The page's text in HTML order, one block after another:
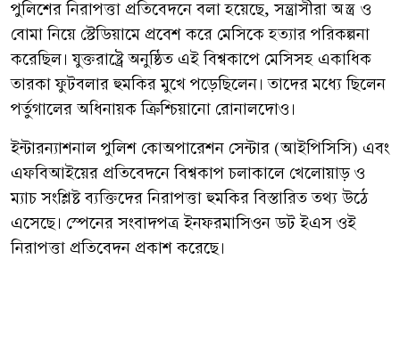
পুলিশের নিরাপত্তা প্রতিবেদনে বলা হয়েছে, সন্ত্রাসীরা অস্ত্র ও
বোমা নিয়ে স্টেডিয়ামে প্রবেশ করে মেসিকে হত্যার পরিকল্পনা
করেছিল। যুক্তরাষ্ট্রে অনুষ্ঠিত এই বিশ্বকাপে মেসিসহ একাধিক
তারকা ফুটবলার হুমকির মুখে পড়েছিলেন। তাদের মধ্যে ছিলেন
পর্তুগালের অধিনায়ক ক্রিশ্চিয়ানো রোনালদোও।
ইন্টারন্যাশনাল পুলিশ কোঅপারেশন সেন্টার (আইপিসিসি) এবং
এফবিআইয়ের প্রতিবেদনে বিশ্বকাপ চলাকালে খেলোয়াড় ও
ম্যাচ সংশ্লিষ্ট ব্যক্তিদের নিরাপত্তা হুমকির বিস্তারিত তথ্য উঠে
এসেছে। স্পেনের সংবাদপত্র ইনফরমাসিওন ডট ইএস ওই
নিরাপত্তা প্রতিবেদন প্রকাশ করেছে।